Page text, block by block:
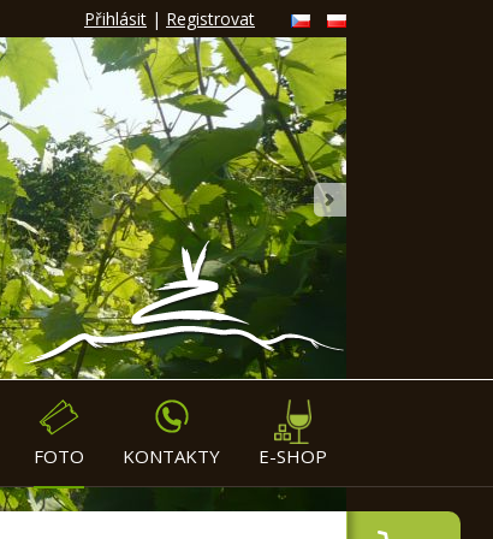
Přihlásit | Registrovat
FOTO KONTAKTY E-SHOP